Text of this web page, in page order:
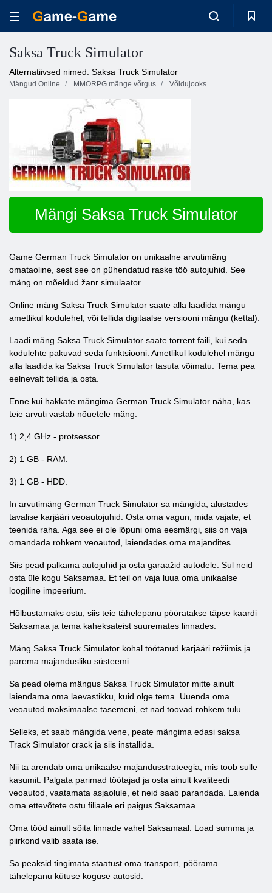
Saksa Truck Simulator
Alternatiivsed nimed: Saksa Truck Simulator
Mängud Online MMORPG mänge võrgus Võidujooks
Mängi Saksa Truck Simulator
Game German Truck Simulator on unikaalne arvutimäng
omataoline, sest see on pühendatud raske töö autojuhid. See
mäng on mõeldud žanr simulaator.
Online mäng Saksa Truck Simulator saate alla laadida mängu
ametlikul kodulehel, või tellida digitaalse versiooni mängu (kettal).
Laadi mäng Saksa Truck Simulator saate torrent faili, kui seda
kodulehte pakuvad seda funktsiooni. Ametlikul kodulehel mängu
alla laadida ka Saksa Truck Simulator tasuta võimatu. Tema pea
eelnevalt tellida ja osta.
Enne kui hakkate mängima German Truck Simulator näha, kas
teie arvuti vastab nõuetele mäng:
1) 2,4 GHz - protsessor.
2) 1 GB - RAM.
3) 1 GB - HDD.
In arvutimäng German Truck Simulator sa mängida, alustades
tavalise karjääri veoautojuhid. Osta oma vagun, mida vajate, et
teenida raha. Aga see ei ole lõpuni oma eesmärgi, siis on vaja
omandada rohkem veoautod, laiendades oma majandites.
Siis pead palkama autojuhid ja osta garaažid autodele. Sul neid
osta üle kogu Saksamaa. Et teil on vaja luua oma unikaalse
loogiline impeerium.
Hõlbustamaks ostu, siis teie tähelepanu pööratakse täpse kaardi
Saksamaa ja tema kaheksateist suuremates linnades.
Mäng Saksa Truck Simulator kohal töötanud karjääri režiimis ja
parema majandusliku süsteemi.
Sa pead olema mängus Saksa Truck Simulator mitte ainult
laiendama oma laevastikku, kuid olge tema. Uuenda oma
veoautod maksimaalse tasemeni, et nad toovad rohkem tulu.
Selleks, et saab mängida vene, peate mängima edasi saksa
Track Simulator crack ja siis installida.
Nii ta arendab oma unikaalse majandusstrateegia, mis toob sulle
kasumit. Palgata parimad töötajad ja osta ainult kvaliteedi
veoautod, vaatamata asjaolule, et neid saab parandada. Laienda
oma ettevõtete ostu filiaale eri paigus Saksamaa.
Oma tööd ainult sõita linnade vahel Saksamaal. Load summa ja
piirkond valib saata ise.
Sa peaksid tingimata staatust oma transport, pöörama
tähelepanu kütuse koguse autosid.